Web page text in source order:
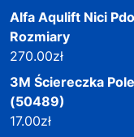
Alfa Aqulift Nici
Rozmiary
270.00zł
3M Ściereczka
(50489)
17.00zł